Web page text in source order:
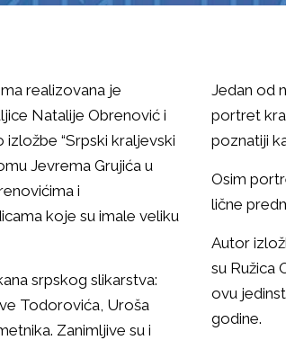
realizovana je
Natalije Obrenović i
“Srpski kraljevski
Jevrema Grujića u
i
koje su imale veliku
srpskog slikarstva:
Todorovića, Uroša
Zanimljive su i
Jedan od
portret
poznatiji
Osim
lične
Autor
su Ružica
ovu
godine.